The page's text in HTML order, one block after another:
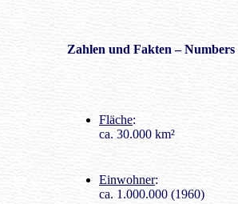
Zahlen und Fakten – Numbers
Fläche:
ca. 30.000 km²
Einwohner:
ca. 1.000.000 (1960)